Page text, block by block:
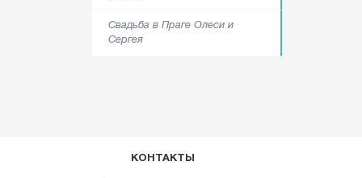
Свадьба в Праге Олеси и
Сергея
КОНТАКТЫ